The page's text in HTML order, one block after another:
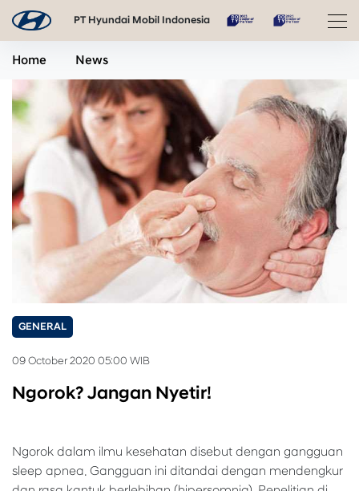
PT Hyundai Mobil Indonesia
Home News
GENERAL
09 October 2020 05:00 WIB
Ngorok? Jangan Nyetir!
Ngorok dalam ilmu kesehatan disebut dengan gangguan
sleep apnea. Gangguan ini ditandai dengan mendengkur